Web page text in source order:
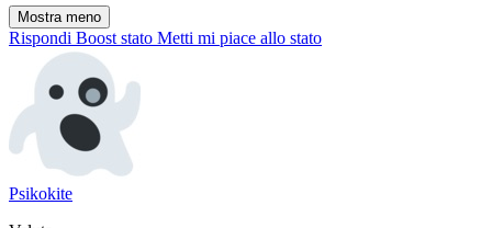
Mostra meno
Rispondi Boost stato Metti mi piace allo stato
Psikokite